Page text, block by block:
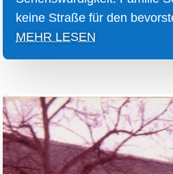
keine Straße für den
MEHR LESEN